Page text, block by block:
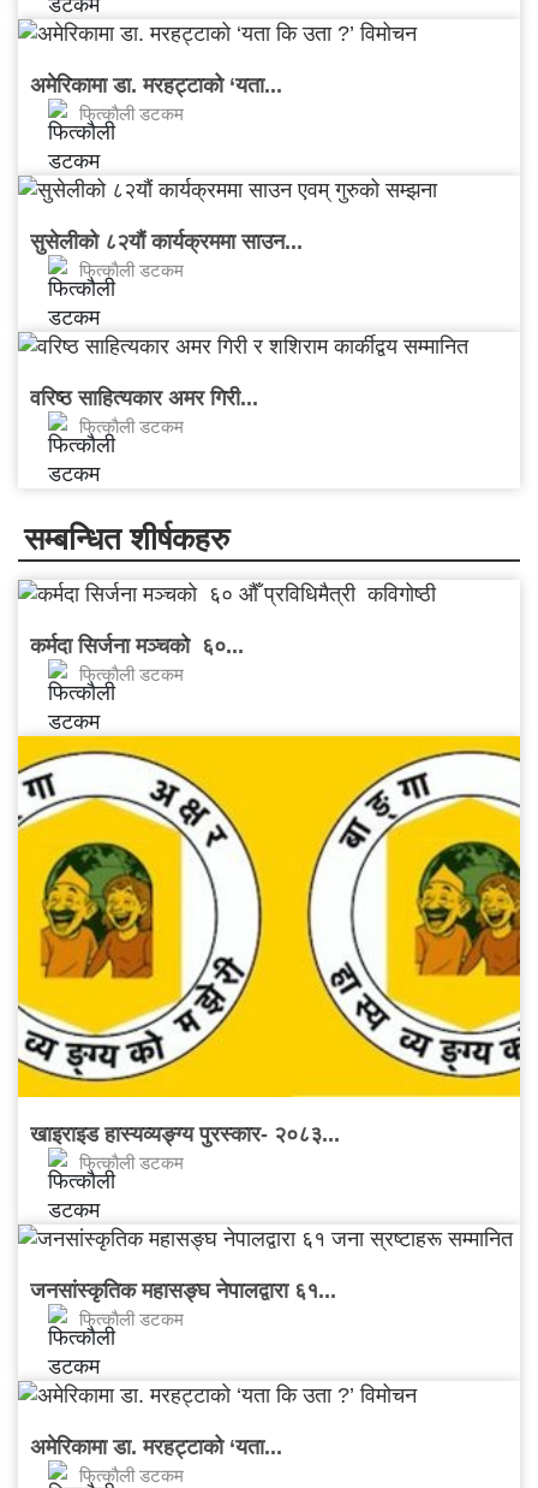
अमेरिकामा डा. मरहट्टाको ‘यता...
फित्काैली डटकम
सुसेलीको ८२यौं कार्यक्रममा साउन...
फित्काैली डटकम
वरिष्ठ साहित्यकार अमर गिरी...
फित्काैली डटकम
सम्बन्धित शीर्षकहरु
कर्मदा सिर्जना मञ्चकाे ६०...
फित्काैली डटकम
खाइराइड हास्यव्यङ्ग्य पुरस्कार- २०८३...
फित्काैली डटकम
जनसांस्कृतिक महासङ्घ नेपालद्वारा ६१...
फित्काैली डटकम
अमेरिकामा डा. मरहट्टाको ‘यता...
फित्काैली डटकम